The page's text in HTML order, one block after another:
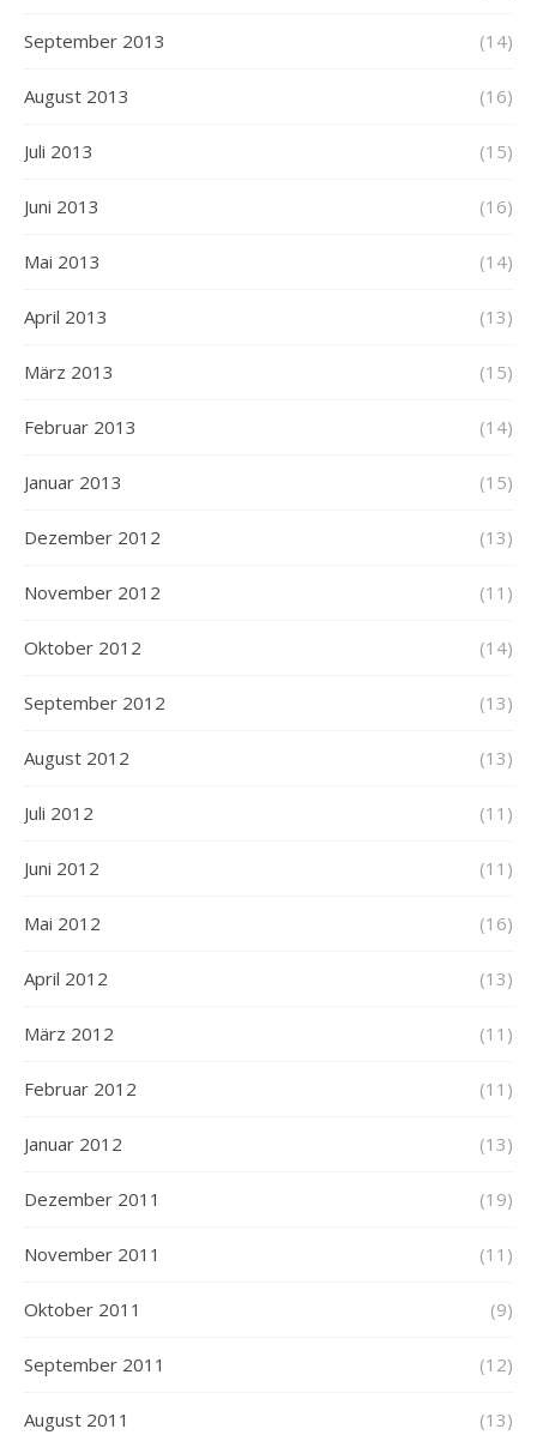
September 2013 (14)
August 2013 (16)
Juli 2013 (15)
Juni 2013 (16)
Mai 2013 (14)
April 2013 (13)
März 2013 (15)
Februar 2013 (14)
Januar 2013 (15)
Dezember 2012 (13)
November 2012 (11)
Oktober 2012 (14)
September 2012 (13)
August 2012 (13)
Juli 2012 (11)
Juni 2012 (11)
Mai 2012 (16)
April 2012 (13)
März 2012 (11)
Februar 2012 (11)
Januar 2012 (13)
Dezember 2011 (19)
November 2011 (11)
Oktober 2011 (9)
September 2011 (12)
August 2011 (13)